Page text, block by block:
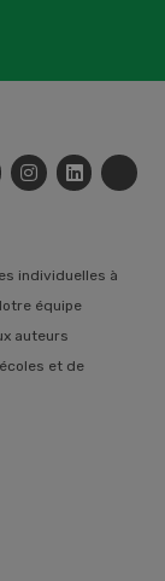
individuelles à
équipe
auteurs
et de